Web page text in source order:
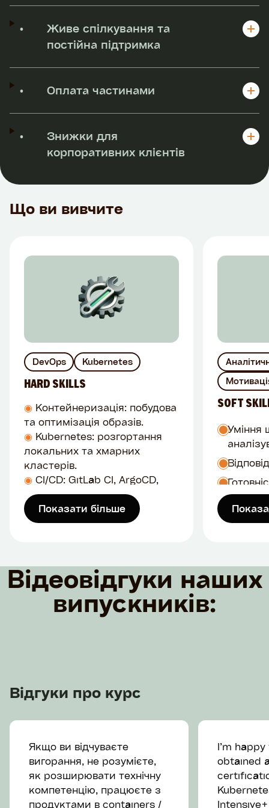
•
Живе спілкування та
постійна підтримка
• Оплата частинами
•
Знижки для
корпоративних клієнтів
Що ви вивчите
DevOps Kubernetes
HARD SKILLS
◉ Контейнеризація: побудова
та оптимізація образів.
◉ Kubernetes: розгортання
локальних та хмарних
кластерів.
◉ CI/CD: GitLab CI, ArgoCD,
Helm, Kustomize, Canary/Blue-
Green деплой.
◉Моніторинг: Prometheus,
Scanning, Secrets
Management.
◉IaC: Terraform, Kubernetes
Operators, cloud-
Frameworks (MCP/A2A),
Gateways, AI Observability &
Показати більше
SOFT
Уміння
вчитися
Відеовідгуки наших
випускників:
Відгуки про курс
Якщо ви відчуваєте
вигорання, не розумієте,
як розширювати технічну
компетенцію, працюєте з
продуктами в containers /
I’m
obtained